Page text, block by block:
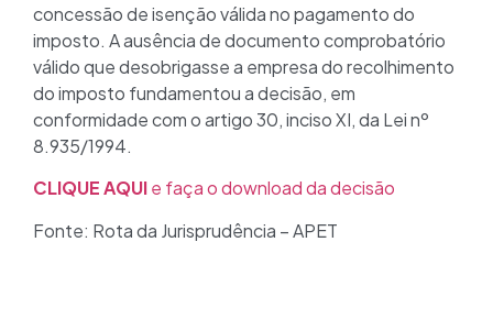
concessão de isenção válida no pagamento do
imposto. A ausência de documento comprobatório
válido que desobrigasse a empresa do recolhimento
do imposto fundamentou a decisão, em
conformidade com o artigo 30, inciso XI, da Lei nº
8.935/1994.
CLIQUE AQUIe faça o download da decisão
Fonte: Rota da Jurisprudência – APET